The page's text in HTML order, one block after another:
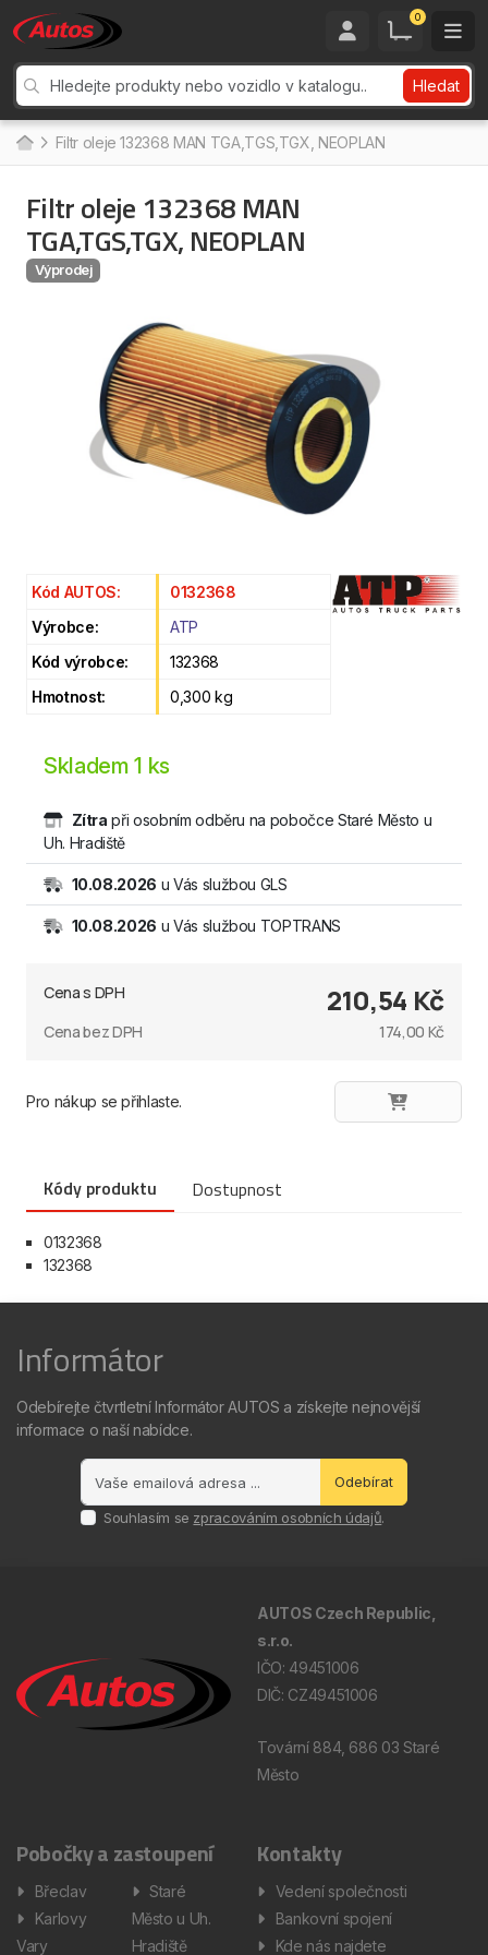
0
Hledat
Filtr oleje 132368 MAN TGA,TGS,TGX, NEOPLAN
Filtr oleje 132368 MAN
TGA,TGS,TGX, NEOPLAN
Výprodej
Kód AUTOS:
0132368
Výrobce:
ATP
Kód výrobce:
132368
Hmotnost:
0,300 kg
Skladem1 ks
Zítra při osobním odběru na pobočce Staré Město u
Uh. Hradiště
10.08.2026 u Vás službou GLS
10.08.2026 u Vás službou TOPTRANS
Cena bez DPH 174,00 Kč
Cena s DPH 210,54 Kč
Pro nákup se přihlaste.
Kódy produktu Dostupnost
0132368
132368
Informátor
Odebírejte čtvrtletní Informátor AUTOS a získejte nejnovější
informace o naší nabídce.
Odebírat
Souhlasím se zpracováním osobních údajů.
AUTOS Czech Republic,
s.r.o.
IČO: 49451006
DIČ: CZ49451006
Tovární 884, 686 03 Staré
Město
Pobočky a zastoupení
Břeclav
Karlovy
Vary
Staré
Město u Uh.
Hradiště
Kontakty
Vedení společnosti
Bankovní spojení
Kde nás najdete